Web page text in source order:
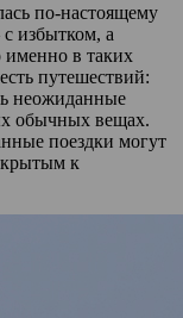
по-настоящему
избытком, а
в таких
путешествий:
неожиданные
обычных вещах.
поездки могут
к